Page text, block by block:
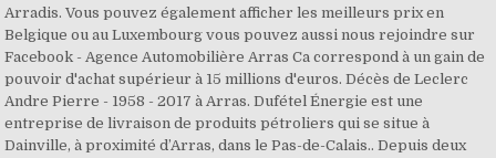
Arradis. Vous pouvez également afficher les meilleurs prix en
Belgique ou au Luxembourg vous pouvez aussi nous rejoindre sur
Facebook - Agence Automobilière Arras Ca correspond à un gain de
pouvoir d'achat supérieur à 15 millions d'euros. Décès de Leclerc
Andre Pierre - 1958 - 2017 à Arras. Dufétel Énergie est une
entreprise de livraison de produits pétroliers qui se situe à
Dainville, à proximité d’Arras, dans le Pas-de-Calais.. Depuis deux